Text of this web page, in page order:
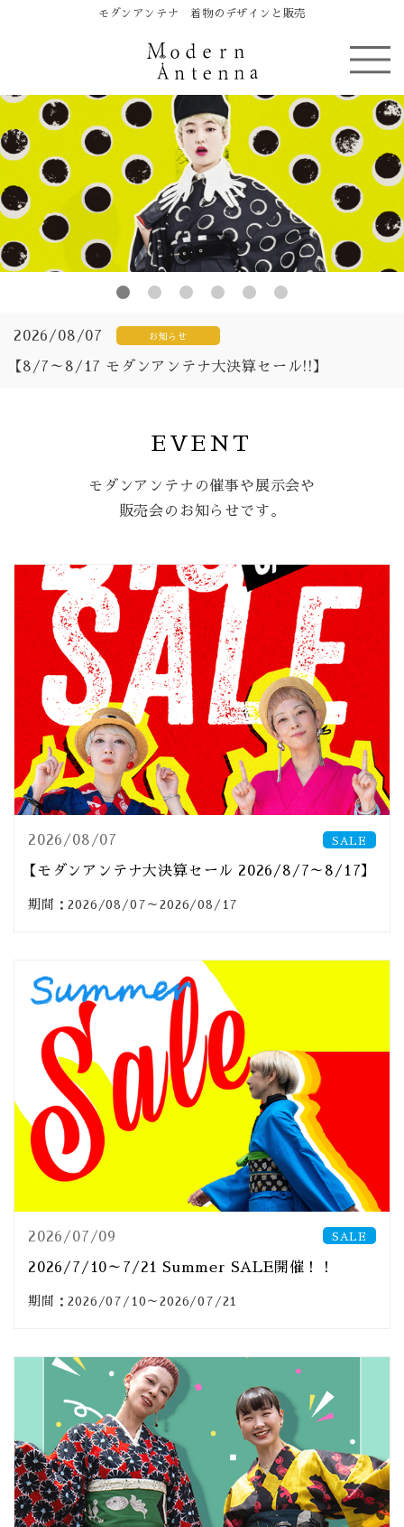
モダンアンテナ 着物のデザインと販売
2026/08/07 お知らせ
【8/7～8/17 モダンアンテナ大決算セール!!】
EVENT
モダンアンテナの催事や展示会や
販売会のお知らせです。
2026/08/07 SALE
【モダンアンテナ大決算セール 2026/8/7～8/17】
期間：2026/08/07～2026/08/17
2026/07/09 SALE
2026/7/10～7/21 Summer SALE開催！！
期間：2026/07/10～2026/07/21